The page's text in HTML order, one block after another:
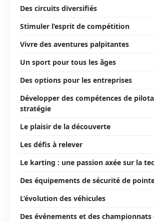
Des circuits diversifiés
Stimuler l’esprit de compétition
Vivre des aventures palpitantes
Un sport pour tous les âges
Des options pour les entreprises
Développer des compétences de
stratégie
Le plaisir de la découverte
Les défis à relever
Le karting : une passion axée sur la
Des équipements de sécurité de
L’évolution des véhicules
Des événements et des